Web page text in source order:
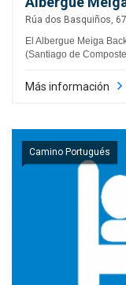
Rúa dos Basquiños,
El Albergue Meiga
(Santiago de
Más información
Camino Portugués